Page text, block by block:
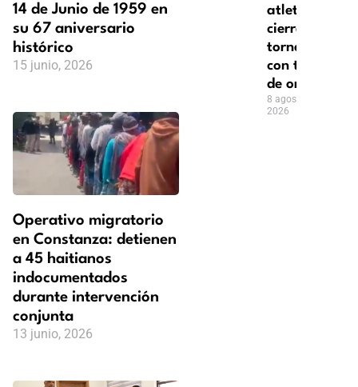
14 de Junio de 1959 en
su 67 aniversario
histórico
15 junio, 2026
Operativo migratorio
en Constanza: detienen
a 45 haitianos
indocumentados
durante intervención
conjunta
13 junio, 2026
atletismo
cierra su
torneo
con tres
de oro
8 agosto,
2026